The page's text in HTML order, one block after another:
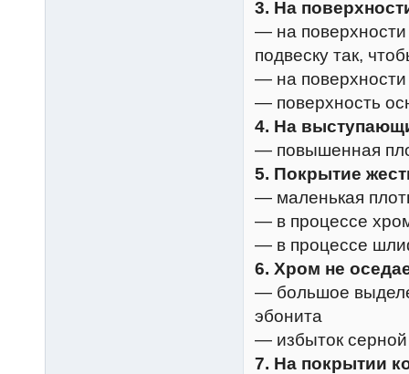
3. На
— на
подвеску так,
— на поверхности
— поверхность
4. На
— повышенная
5. Покрытие
— маленькая
— в процессе
— в процессе
6. Хром не
— большое
эбонита
— избыток
7. На покрытии